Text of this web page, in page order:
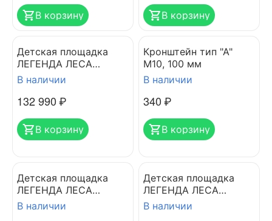
В корзину В корзину
Детская площадка
ЛЕГЕНДА ЛЕСА
УДАЧНАЯ 6 золотой
В наличии
132 990₽
В корзину
Кронштейн тип "A"
M10, 100 мм
В наличии
‍340‍₽
В корзину
Детская площадка
ЛЕГЕНДА ЛЕСА
СТАНДАРТ 4+ с
В наличии
Детская площадка
ЛЕГЕНДА ЛЕСА
УДАЧНАЯ 7 золотой
В наличии